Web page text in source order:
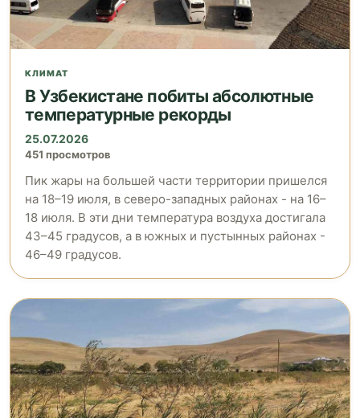
КЛИМАТ
В Узбекистане побиты абсолютные
температурные рекорды
25.07.2026
451 просмотров
Пик жары на большей части территории пришелся
на 18–19 июля, в северо-западных районах - на 16–
18 июля. В эти дни температура воздуха достигала
43–45 градусов, а в южных и пустынных районах -
46–49 градусов.